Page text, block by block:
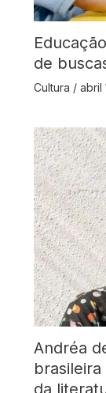
de
Cultura / abril
Andréa
da